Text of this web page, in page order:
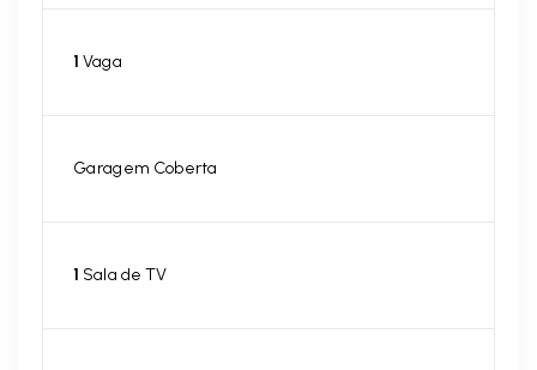
1 Vaga
Garagem Coberta
1 Sala de TV